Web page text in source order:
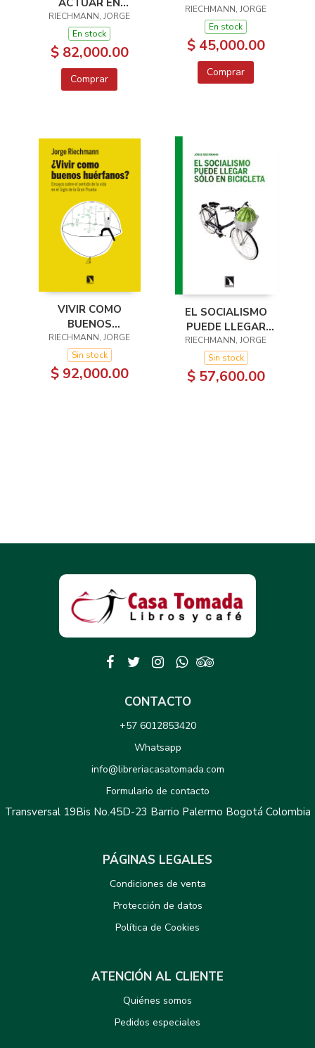
DEFENSA DE LOS
ANIMALES
RIECHMANN, JORGE
En stock
$ 82,000.00
Comprar
RIECHMANN, JORGE
En stock
$ 45,000.00
Comprar
VIVIR COMO
BUENOS
HUÉRFANOS?
RIECHMANN, JORGE
Sin stock
$ 92,000.00
EL SOCIALISMO
PUEDE LLEGAR
SÓLO EN BICICLETA
RIECHMANN, JORGE
Sin stock
$ 57,600.00
CONTACTO
+57 6012853420
Whatsapp
info@libreriacasatomada.com
Formulario de contacto
Transversal 19Bis No.45D-23 Barrio Palermo Bogotá Colombia
PÁGINAS LEGALES
Condiciones de venta
Protección de datos
Política de Cookies
ATENCIÓN AL CLIENTE
Quiénes somos
Pedidos especiales